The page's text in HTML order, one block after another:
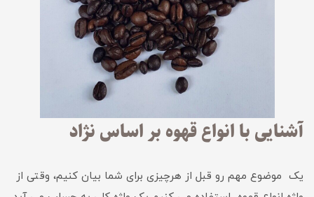
آشنایی با انواع قهوه بر اساس نژاد
یک موضوع مهم رو قبل از هرچیزی برای شما بیان کنیم، وقتی از